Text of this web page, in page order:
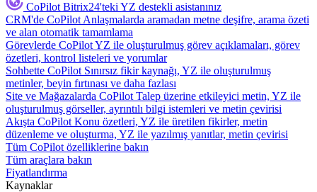
CoPilot Bitrix24'teki YZ destekli asistanınız
CRM'de CoPilot Anlaşmalarda aramadan metne deşifre, arama özeti
ve alan otomatik tamamlama
Görevlerde CoPilotYZ ile oluşturulmuş görev açıklamaları, görev
özetleri, kontrol listeleri ve yorumlar
Sohbette CoPilot Sınırsız fikir kaynağı, YZ ile oluşturulmuş
metinler, beyin fırtınası ve daha fazlası
Site ve Mağazalarda CoPilot Talep üzerine etkileyici metin, YZ ile
oluşturulmuş görseller, ayrıntılı bilgi istemleri ve metin çevirisi
Akışta CoPilot Konu özetleri, YZ ile üretilen fikirler, metin
düzenleme ve oluşturma, YZ ile yazılmış yanıtlar, metin çevirisi
Tüm CoPilot özelliklerine bakın
Tüm araçlara bakın
Fiyatlandırma
Kaynaklar